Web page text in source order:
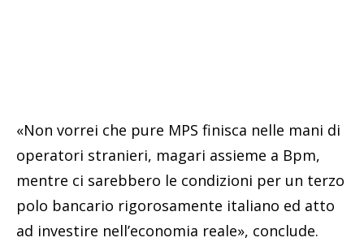
«Non vorrei che pure MPS finisca nelle mani di
operatori stranieri, magari assieme a Bpm,
mentre ci sarebbero le condizioni per un terzo
polo bancario rigorosamente italiano ed atto
ad investire nell’economia reale», conclude.